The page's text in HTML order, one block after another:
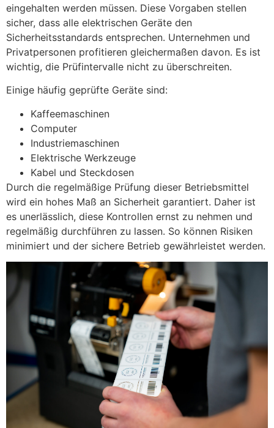
eingehalten werden müssen. Diese Vorgaben stellen
sicher, dass alle elektrischen Geräte den
Sicherheitsstandards entsprechen. Unternehmen und
Privatpersonen profitieren gleichermaßen davon. Es ist
wichtig, die Prüfintervalle nicht zu überschreiten.
Einige häufig geprüfte Geräte sind:
Kaffeemaschinen
Computer
Industriemaschinen
Elektrische Werkzeuge
Kabel und Steckdosen
Durch die regelmäßige Prüfung dieser Betriebsmittel
wird ein hohes Maß an Sicherheit garantiert. Daher ist
es unerlässlich, diese Kontrollen ernst zu nehmen und
regelmäßig durchführen zu lassen. So können Risiken
minimiert und der sichere Betrieb gewährleistet werden.